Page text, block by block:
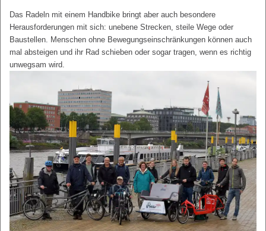
Das Radeln mit einem Handbike bringt aber auch besondere
Herausforderungen mit sich: unebene Strecken, steile Wege oder
Baustellen. Menschen ohne Bewegungseinschränkungen können auch
mal absteigen und ihr Rad schieben oder sogar tragen, wenn es richtig
unwegsam wird.